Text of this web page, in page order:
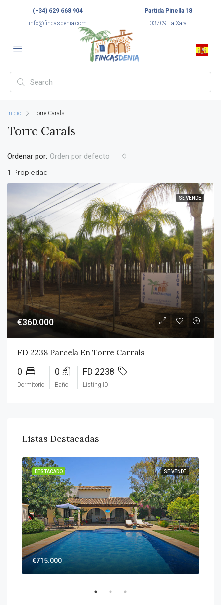
(+34) 629 668 904
info@fincasdenia.com
Partida Pinella 18
03709 La Xara
Inicio Torre Carals
Torre Carals
1 Propiedad
Ordenar por: Orden por defecto
SE VENDE
€360.000
FD 2238 Parcela En Torre Carrals
0
Dormitorio
0
Baño
FD 2238
Listing ID
Listas Destacadas
SE VENDE
DESTACADO
€715.000